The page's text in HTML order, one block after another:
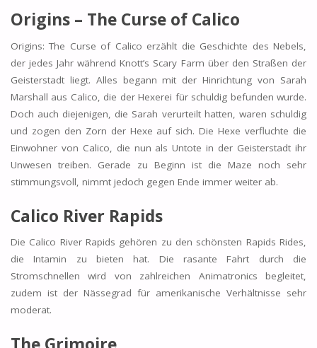
Origins – The Curse of Calico
Origins: The Curse of Calico erzählt die Geschichte des Nebels,
der jedes Jahr während Knott’s Scary Farm über den Straßen der
Geisterstadt liegt. Alles begann mit der Hinrichtung von Sarah
Marshall aus Calico, die der Hexerei für schuldig befunden wurde.
Doch auch diejenigen, die Sarah verurteilt hatten, waren schuldig
und zogen den Zorn der Hexe auf sich. Die Hexe verfluchte die
Einwohner von Calico, die nun als Untote in der Geisterstadt ihr
Unwesen treiben. Gerade zu Beginn ist die Maze noch sehr
stimmungsvoll, nimmt jedoch gegen Ende immer weiter ab.
Calico River Rapids
Die Calico River Rapids gehören zu den schönsten Rapids Rides,
die Intamin zu bieten hat. Die rasante Fahrt durch die
Stromschnellen wird von zahlreichen Animatronics begleitet,
zudem ist der Nässegrad für amerikanische Verhältnisse sehr
moderat.